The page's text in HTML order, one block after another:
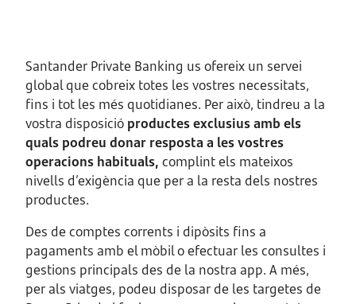
Santander Private Banking us ofereix un servei
global que cobreix totes les vostres necessitats,
fins i tot les més quotidianes. Per això, tindreu a la
vostra disposició productes exclusius amb els
quals podreu donar resposta a les vostres
operacions habituals, complint els mateixos
nivells d’exigència que per a la resta dels nostres
productes.
Des de comptes corrents i dipòsits fins a
pagaments amb el mòbil o efectuar les consultes i
gestions principals des de la nostra app. A més,
per als viatges, podeu disposar de les targetes de